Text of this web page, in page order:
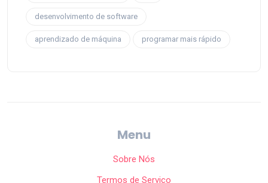
desenvolvimento de software
aprendizado de máquina programar mais rápido
Menu
Sobre Nós
Termos de Serviço